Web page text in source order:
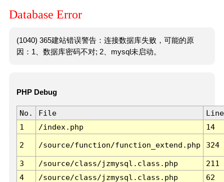
Database Error
(1040) 365建站错误警告：连接数据库失败，可能的原
因：1、数据库密码不对; 2、mysql未启动。
PHP Debug
No. File
Line
1
/index.php 14
2 /source/function/function_extend.php 324
3 /source/class/jzmysql.class.php
211
4
/source/class/jzmysql.class.php
62